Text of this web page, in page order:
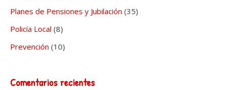
Planes de Pensiones y Jubilación (35)
Policía Local (8)
Prevención (10)
Comentarios recientes